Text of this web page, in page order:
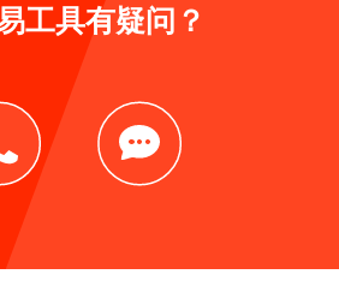
工具有疑问？